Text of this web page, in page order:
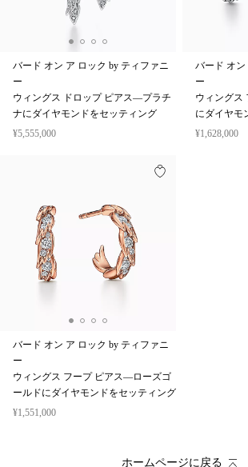
バード オン ア ロック by ティファニ
ー
ウィングス ドロップ ピアス—プラチ
ナにダイヤモンドをセッティング
¥5,555,000
バード オン
ー
ウィングス
にダイヤモ
¥1,628,000
バード オン ア ロック by ティファニ
ー
ウィングス フープ ピアス—ローズゴ
ールドにダイヤモンドをセッティング
¥1,551,000
ホームページに戻る